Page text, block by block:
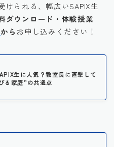
けられる、幅広いSAPIX生
ダウンロード・体験授業
から お申し込みください！
生に人気？教室長に直撃して
る家庭”の共通点